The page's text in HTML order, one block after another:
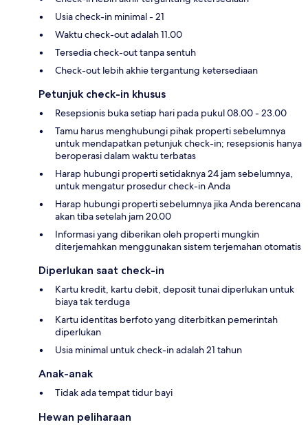
Usia check-in minimal - 21
Waktu check-out adalah 11.00
Tersedia check-out tanpa sentuh
Check-out lebih akhie tergantung ketersediaan
Petunjuk check-in khusus
Resepsionis buka setiap hari pada pukul 08.00 - 23.00
Tamu harus menghubungi pihak properti sebelumnya
untuk mendapatkan petunjuk check-in; resepsionis hanya
beroperasi dalam waktu terbatas
Harap hubungi properti setidaknya 24 jam sebelumnya,
untuk mengatur prosedur check-in Anda
Harap hubungi properti sebelumnya jika Anda berencana
akan tiba setelah jam 20.00
Informasi yang diberikan oleh properti mungkin
diterjemahkan menggunakan sistem terjemahan otomatis
Diperlukan saat check-in
Kartu kredit, kartu debit, deposit tunai diperlukan untuk
biaya tak terduga
Kartu identitas berfoto yang diterbitkan pemerintah
diperlukan
Usia minimal untuk check-in adalah 21 tahun
Anak-anak
Tidak ada tempat tidur bayi
Hewan peliharaan